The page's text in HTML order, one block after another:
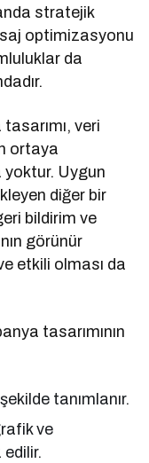
stratejik
optimizasyonu
da
veri
ortaya
yoktur. Uygun
diğer bir
bildirim ve
görünür
etkili olması da
tasarımının
tanımlanır.
ve